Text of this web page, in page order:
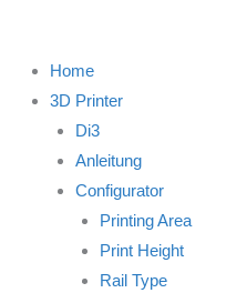
Home
3D Printer
Di3
Anleitung
Configurator
Printing Area
Print Height
Rail Type